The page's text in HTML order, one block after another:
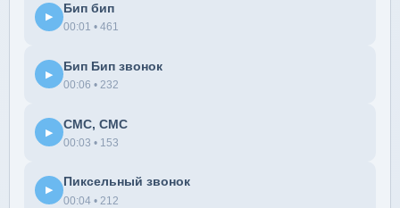
▶
Бип бип
00:01 • 461
▶
Бип Бип звонок
00:06 • 232
▶
СМС, СМС
00:03 • 153
▶
Пиксельный звонок
00:04 • 212